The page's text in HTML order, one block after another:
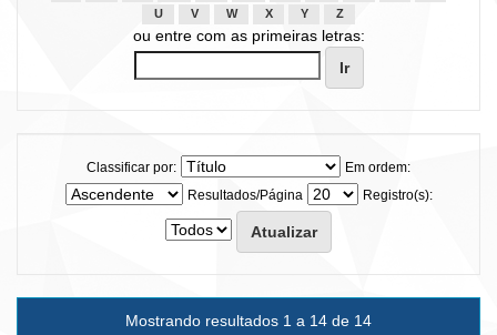
U
V W X Y Z
ou entre com as primeiras letras:
Classificar por:
Em ordem:
Resultados/Página
Registro(s):
Mostrando resultados 1 a 14 de 14